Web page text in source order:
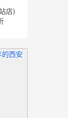
店)